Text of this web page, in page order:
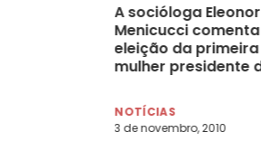
A socióloga
Menicucci
eleição da primeira
mulher presidente
NOTÍCIAS
3 de novembro, 2010